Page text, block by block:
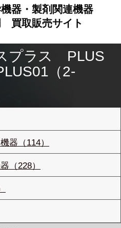
器・製剤関連機器
買取販売サイト
プラス PLUS
（2-
器（114）
（228）